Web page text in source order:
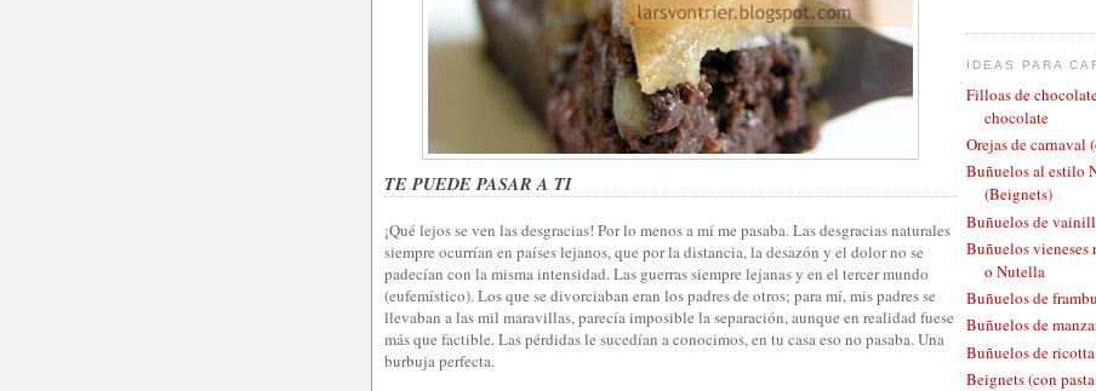
TE PUEDE PASAR A TI
¡Qué lejos se ven las desgracias! Por lo menos a mí me pasaba. Las desgracias naturales
siempre ocurrían en países lejanos, que por la distancia, la desazón y el dolor no se
padecían con la misma intensidad. Las guerras siempre lejanas y en el tercer mundo
(eufemístico). Los que se divorciaban eran los padres de otros; para mí, mis padres se
llevaban a las mil maravillas, parecía imposible la separación, aunque en realidad fuese
más que factible. Las pérdidas le sucedían a conocimos, en tu casa eso no pasaba. Una
burbuja perfecta.
IDEAS PARA
Filloas de
chocolate
Orejas de carnaval
Buñuelos al estilo
(Beignets)
Buñuelos de
Buñuelos vieneses
o Nutella
Buñuelos de
Buñuelos de
Buñuelos de
Beignets (con